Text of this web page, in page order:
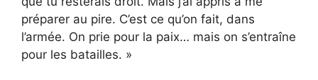
préparer au pire. C’est ce qu’on fait, dans
l’armée. On prie pour la paix… mais on s’entraîne
pour les batailles. »